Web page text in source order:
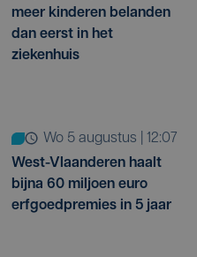
meer kinderen belanden
dan eerst in het
ziekenhuis
wo 5 augustus | 12:07
West-Vlaanderen haalt
bijna 60 miljoen euro
erfgoedpremies in 5 jaar